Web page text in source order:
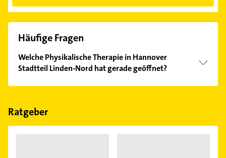
Häufige Fragen
Welche Physikalische Therapie in Hannover
Stadtteil Linden-Nord hat gerade geöffnet?
Im Anbieter-Bereich finden Sie alleÖffnungszeiten.
Feiertagen abweichen können.
Ratgeber